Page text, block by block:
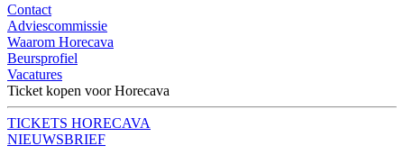
Contact
Adviescommissie
Waarom Horecava
Beursprofiel
Vacatures
Ticket kopen voor Horecava
TICKETS HORECAVA
NIEUWSBRIEF